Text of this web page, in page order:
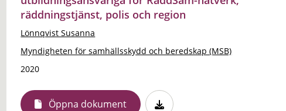
räddningstjänst, polis och region
Lönnqvist Susanna
Myndigheten för samhällsskydd och beredskap (MSB)
2020
Öppna dokument